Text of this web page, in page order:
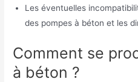
Les éventuelles
des pompes à béton et les
Comment se
à béton ?